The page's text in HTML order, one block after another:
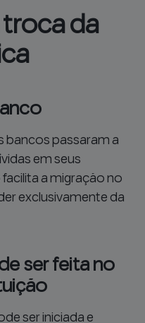
da
bancos passaram a
em seus
a migração no
exclusivamente da
ser feita no
ser iniciada e